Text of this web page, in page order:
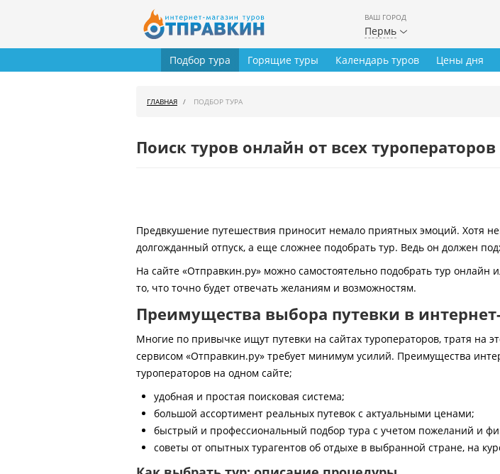
ВАШ ГОРОД
Пермь
Подбор тура Горящие туры Календарь туров Цены дня
ГЛАВНАЯ ПОДБОР ТУРА
Поиск туров онлайн от всех туроператоров
Предвкушение путешествия приносит немало приятных эмоций. Хотя
долгожданный отпуск, а еще сложнее подобрать тур. Ведь он должен
На сайте «Отправкин.ру» можно самостоятельно подобрать тур
то, что точно будет отвечать желаниям и возможностям.
Преимущества выбора путевки в
Многие по привычке ищут путевки на сайтах туроператоров, тратя на
сервисом «Отправкин.ру» требует минимум усилий. Преимущества
туроператоров на одном сайте;
удобная и простая поисковая система;
большой ассортимент реальных путевок с актуальными ценами;
быстрый и профессиональный подбор тура с учетом пожеланий и
советы от опытных турагентов об отдыхе в выбранной стране, на